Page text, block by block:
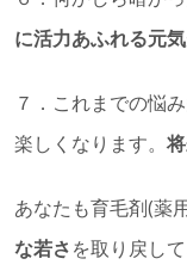
に活力あふれる元気
７．これまでの悩
楽しくなります。
あなたも育毛剤(薬
な若さを取り戻して